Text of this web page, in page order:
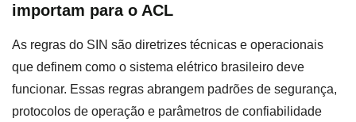
importam para o ACL
As regras do SIN são diretrizes técnicas e operacionais
que definem como o sistema elétrico brasileiro deve
funcionar. Essas regras abrangem padrões de segurança,
protocolos de operação e parâmetros de confiabilidade